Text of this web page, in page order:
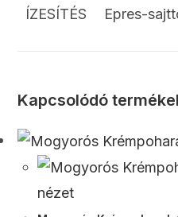
ÍZESÍTÉS Epres-
Kapcsolódó
nézet